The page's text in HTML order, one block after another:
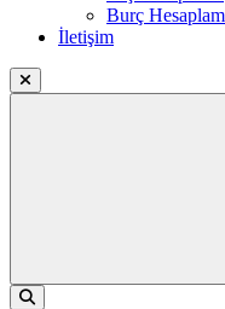
Burç
İletişim